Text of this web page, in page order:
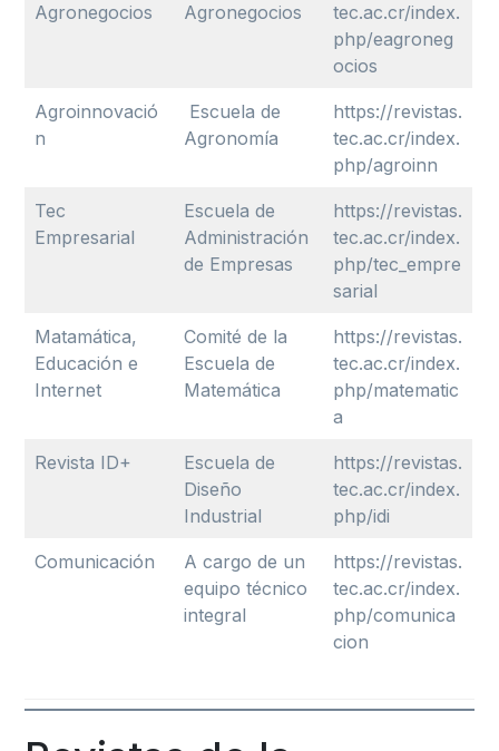
Agronegocios
Agronegocios
tec.ac.cr/index.
php/eagroneg
ocios
Agroinnovació
n
Escuela de
Agronomía
https://revistas.
tec.ac.cr/index.
php/agroinn
Tec
Empresarial
Escuela de
Administración
de Empresas
https://revistas.
tec.ac.cr/index.
php/tec_empre
sarial
Matamática,
Educación e
Internet
Comité de la
Escuela de
Matemática
https://revistas.
tec.ac.cr/index.
php/matematic
a
Revista ID+
Escuela de
Diseño
Industrial
https://revistas.
tec.ac.cr/index.
php/idi
Comunicación
A cargo de un
equipo técnico
integral
https://revistas.
tec.ac.cr/index.
php/comunica
cion